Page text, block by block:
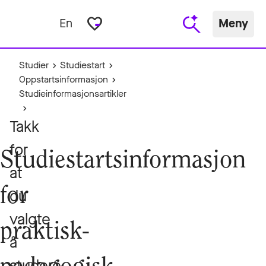
En favorite_border Meny
Studier
Studiestart
Oppstartsinformasjon
Studieinformasjonsartikler
Studiestartsinformasjon
for
praktisk-
Takk
for
at
du
valgte
å